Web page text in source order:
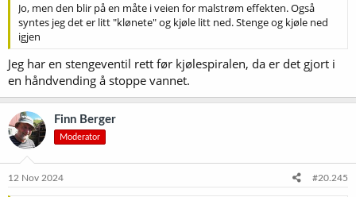
Jo, men den blir på en måte i veien for malstrøm effekten. Også
syntes jeg det er litt "klønete" og kjøle litt ned. Stenge og kjøle ned
igjen
Jeg har en stengeventil rett før kjølespiralen, da er det gjort i
en håndvending å stoppe vannet.
Finn Berger
Moderator
12 Nov 2024 #20.245